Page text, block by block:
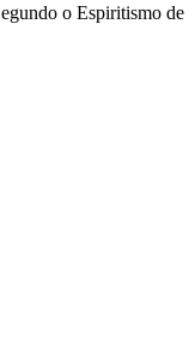
o Espiritismo de